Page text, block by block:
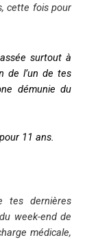
cette fois pour
surtout à
de l’un de tes
démunie du
11 ans.
tes dernières
week-end de
médicale,